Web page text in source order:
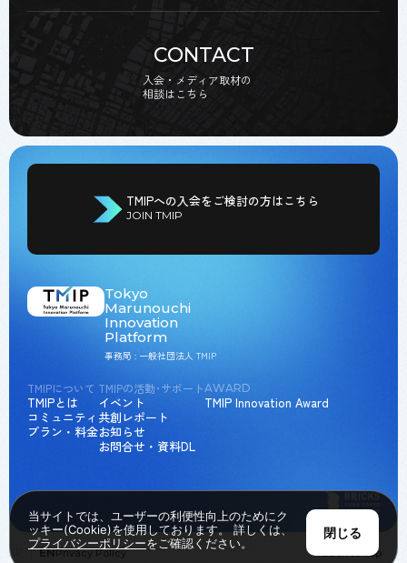
CONTACT
入会・メディア取材の
相談はこちら
TMIPへの入会をご検討の方はこちら
JOIN TMIP
Tokyo
Marunouchi
Innovation
Platform
事務局 : 一般社団法人 TMIP
TMIPについて
TMIPとは
コミュニティ
プラン・料金
TMIPの活動･サポート
イベント
共創レポート
お知らせ
お問合せ・資料DL
AWARD
TMIP Innovation Award
JP ENPrivacy Policy Back to Top
当サイトでは、ユーザーの利便性向上のためにク
ッキー(Cookie)を使用しております。 詳しくは、
プライバシーポリシーをご確認ください。
閉じる